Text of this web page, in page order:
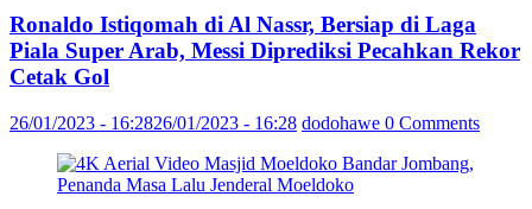
Ronaldo Istiqomah di Al Nassr, Bersiap di Laga
Piala Super Arab, Messi Diprediksi Pecahkan Rekor
Cetak Gol
26/01/2023 - 16:2826/01/2023 - 16:28 dodohawe 0 Comments